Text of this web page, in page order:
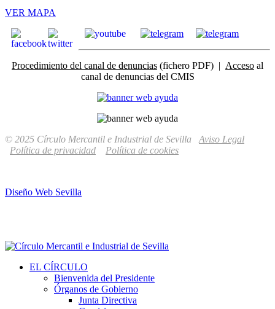
VER MAPA
Procedimiento del canal de denuncias (fichero PDF) | Acceso al
canal de denuncias del CMIS
© 2025 Círculo Mercantil e Industrial de Sevilla Aviso Legal
Política de privacidad
Política de cookies
Diseño Web Sevilla
EL CÍRCULO
Bienvenida del Presidente
Órganos de Gobierno
Junta Directiva